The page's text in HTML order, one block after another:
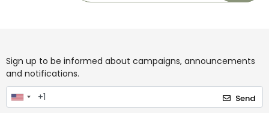
Sign up to be informed about campaigns, announcements
and notifications.
Send